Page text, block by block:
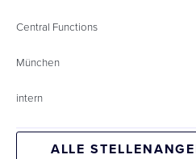
Central Functions
München
intern
ALLE